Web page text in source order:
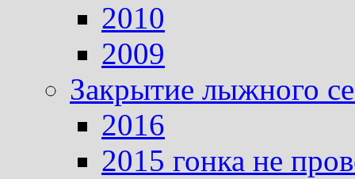
2010
2009
Закрытие лыжного
2016
2015 гонка не